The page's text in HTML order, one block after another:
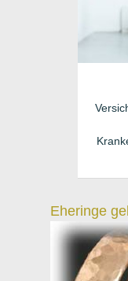
Eheringe